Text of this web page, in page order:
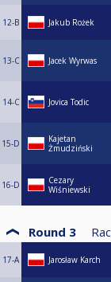
12-B Jakub Rożek
13-C Jacek Wyrwas
14-C Jovica Todic
15-D
Kajetan
Żmudziński
16-D
Cezary
Wiśniewski
Round 3
17-A Jarosław Karch